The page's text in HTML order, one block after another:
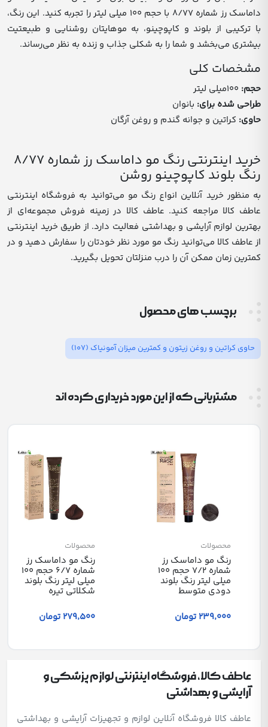
داماسک رز شماره 8/77 با حجم 100 میلی لیتر را تجربه کنید. این رنگ،
با ترکیبی از بلوند و کاپوچینو، به موهایتان روشنایی و طبیعتیت
بیشتری می‌بخشد و شما را به شکلی جذاب و زنده به نظر می‌رساند.
مشخصات کلی
حجم: 100میلی لیتر
طراحی شده برای: بانوان
حاوی: کراتین و جوانه گندم و روغن آرگان
خرید اینترنتی رنگ مو داماسک رز شماره 8/77
رنگ بلوند کاپوچینو روشن
به منظور خرید آنلاین انواع رنگ مو می‌توانید به فروشگاه اینترنتی
عاطف کالا مراجعه کنید. عاطف کالا در زمینه فروش مجموعه‌ای از
بهترین لوازم آرایشی و بهداشتی فعالیت دارد. از طریق خرید اینترنتی
از عاطف کالا می‌توانید رنگ مو مورد نظر خودتان را سفارش دهید و در
کمترین زمان ممکن آن را درب منزلتان تحویل بگیرید.
برچسب های محصول
حاوی کراتین و روغن زیتون و کمترین میزان آمونیاک (107)
مشتریانی که از این مورد خریداری کرده اند
محصولات
رنگ مو داماسک رز
شماره 7/2 حجم 100
میلی لیتر رنگ بلوند
دودی متوسط
239٬000 تومان
محصولات
رنگ مو داماسک رز
شماره 6/7 حجم 100
میلی لیتر رنگ بلوند
شکلاتی تیره
279٬500 تومان
عاطف کالا، فروشگاه اینترنتی لوازم پزشکی و
آرایشی و بهداشتی
عاطف کالا فروشگاه آنلاین لوازم و تجهیزات آرایشی و بهداشتی